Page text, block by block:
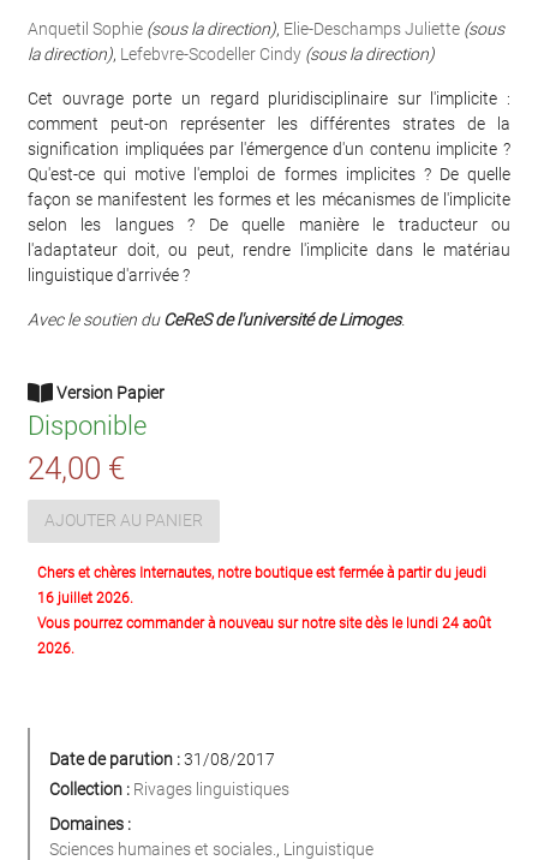
Anquetil Sophie (sous la direction), Elie-Deschamps Juliette (sous
la direction), Lefebvre-Scodeller Cindy (sous la direction)
Cet ouvrage porte un regard pluridisciplinaire sur l'implicite :
comment peut-on représenter les différentes strates de la
signification impliquées par l'émergence d'un contenu implicite ?
Qu'est-ce qui motive l'emploi de formes implicites ? De quelle
façon se manifestent les formes et les mécanismes de l'implicite
selon les langues ? De quelle manière le traducteur ou
l'adaptateur doit, ou peut, rendre l'implicite dans le matériau
linguistique d'arrivée ?
Avec le soutien duCeReS de l'université de Limoges.
Version Papier
Disponible
24,00 €
AJOUTER AU PANIER
Chers et chères Internautes, notre boutique est fermée à partir du jeudi
16 juillet 2026.
Vous pourrez commander à nouveau sur notre site dès le lundi 24 août
2026.
Date de parution :31/08/2017
Collection : Rivages linguistiques
Domaines :
Sciences humaines et sociales. , Linguistique